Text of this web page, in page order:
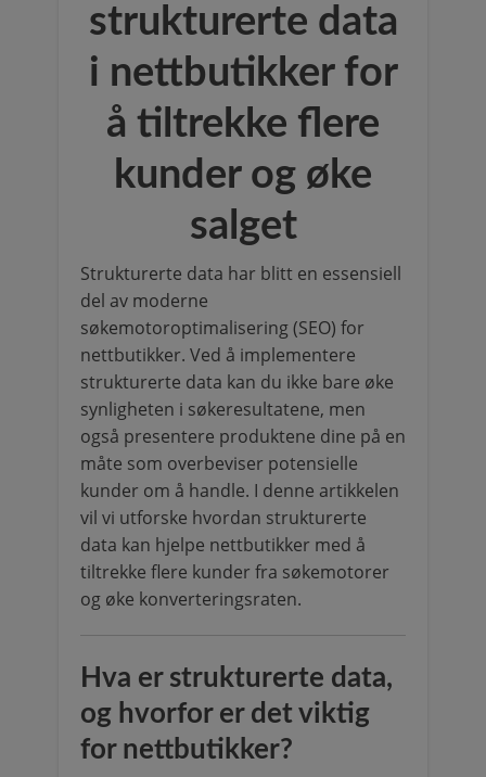
strukturerte data
i nettbutikker for
å tiltrekke flere
kunder og øke
salget
Strukturerte data har blitt en essensiell
del av moderne
søkemotoroptimalisering (SEO) for
nettbutikker. Ved å implementere
strukturerte data kan du ikke bare øke
synligheten i søkeresultatene, men
også presentere produktene dine på en
måte som overbeviser potensielle
kunder om å handle. I denne artikkelen
vil vi utforske hvordan strukturerte
data kan hjelpe nettbutikker med å
tiltrekke flere kunder fra søkemotorer
og øke konverteringsraten.
Hva er strukturerte data,
og hvorfor er det viktig
for nettbutikker?